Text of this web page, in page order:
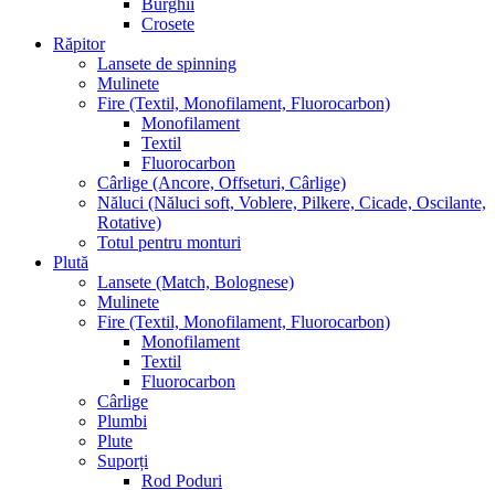
Crosete
Răpitor
Lansete de spinning
Mulinete
Fire (Textil, Monofilament, Fluorocarbon)
Monofilament
Textil
Fluorocarbon
Cârlige (Ancore, Offseturi, Cârlige)
Năluci (Năluci soft, Voblere, Pilkere, Cicade, Oscilante,
Rotative)
Totul pentru monturi
Plută
Lansete (Match, Bolognese)
Mulinete
Fire (Textil, Monofilament, Fluorocarbon)
Monofilament
Textil
Fluorocarbon
Cârlige
Plumbi
Plute
Suporți
Rod Poduri